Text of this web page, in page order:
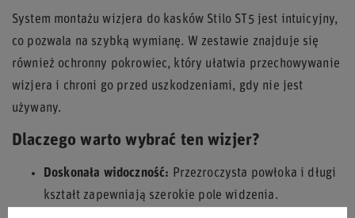
System montażu wizjera do kasków Stilo ST5 jest intuicyjny,
co pozwala na szybką wymianę. W zestawie znajduje się
również ochronny pokrowiec, który ułatwia przechowywanie
wizjera i chroni go przed uszkodzeniami, gdy nie jest
używany.
Dlaczego warto wybrać ten wizjer?
Doskonała widoczność: Przezroczysta powłoka i długi
kształt zapewniają szerokie pole widzenia.